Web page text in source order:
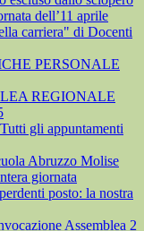
dell’11 aprile
carriera" di Docenti
PERSONALE
REGIONALE
gli appuntamenti
Abruzzo Molise
giornata
posto: la nostra
Assemblea 2